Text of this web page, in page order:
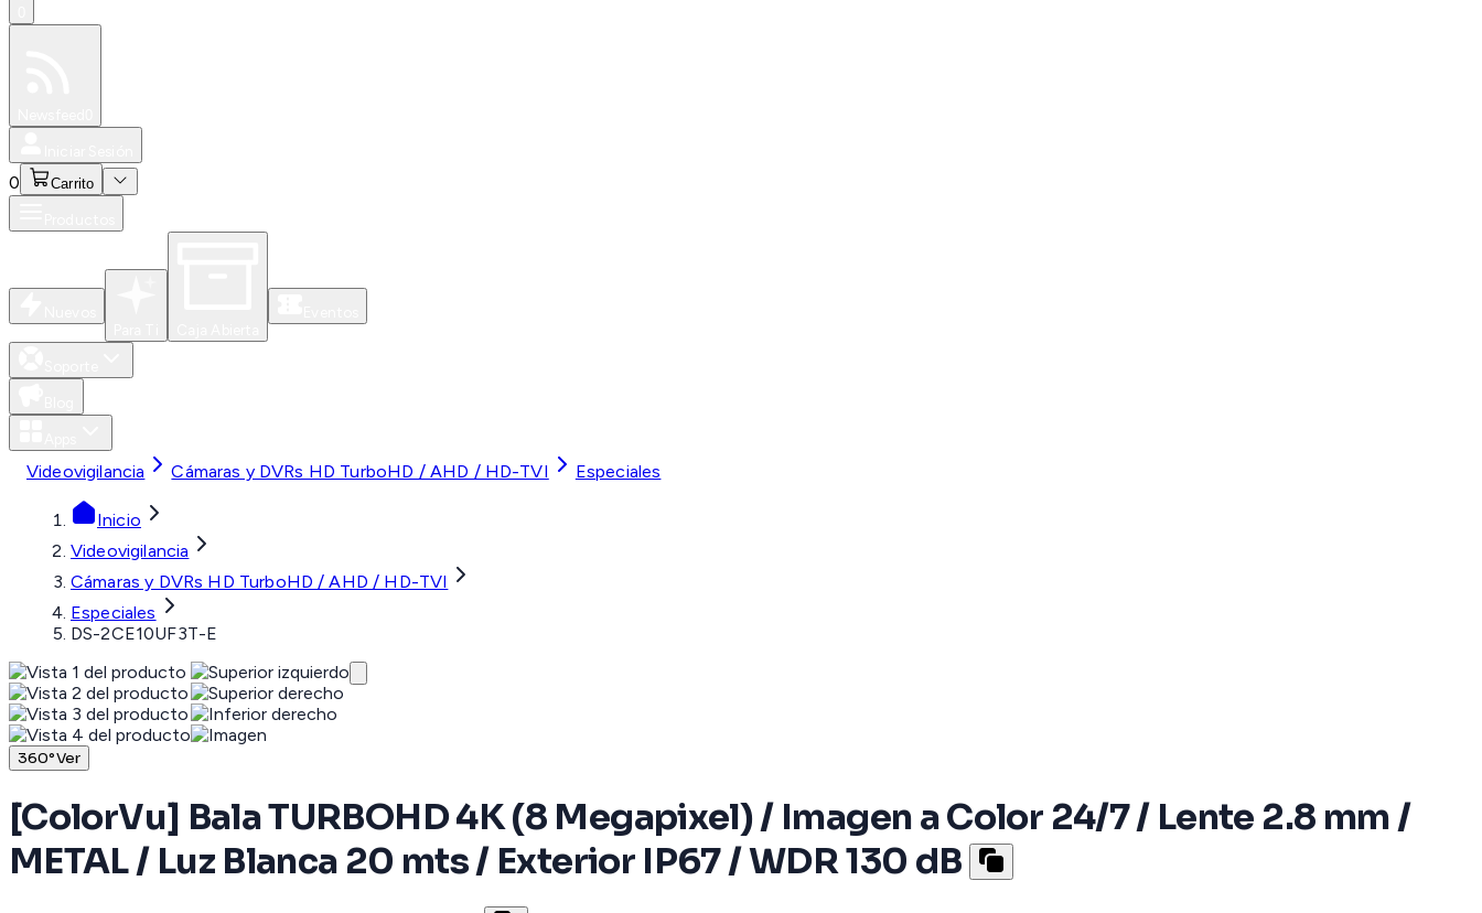
0 Carrito
Videovigilancia Cámaras y DVRs HD TurboHD / AHD / HD-TVI Especiales
Inicio
Videovigilancia
Cámaras y DVRs HD TurboHD / AHD / HD-TVI
Especiales
DS-2CE10UF3T-E
360°Ver
[ColorVu] Bala TURBOHD 4K (8 Megapixel) / Imagen a Color 24/7 / Lente 2.8 mm /
METAL / Luz Blanca 20 mts / Exterior IP67 / WDR 130 dB